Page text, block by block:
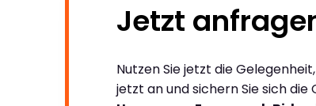
Jetzt
Nutzen Sie jetzt die Gelegenheit,
jetzt an und sichern Sie sich die